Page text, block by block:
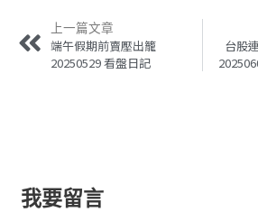
上一篇文章
端午假期前賣壓出籠
20250529 看盤日記
台股
我要留言